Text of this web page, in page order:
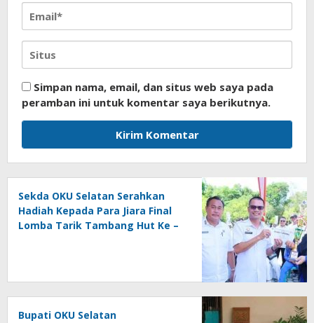
Simpan nama, email, dan situs web saya pada
peramban ini untuk komentar saya berikutnya.
Sekda OKU Selatan Serahkan
Hadiah Kepada Para Jiara Final
Lomba Tarik Tambang Hut Ke –
Bupati OKU Selatan